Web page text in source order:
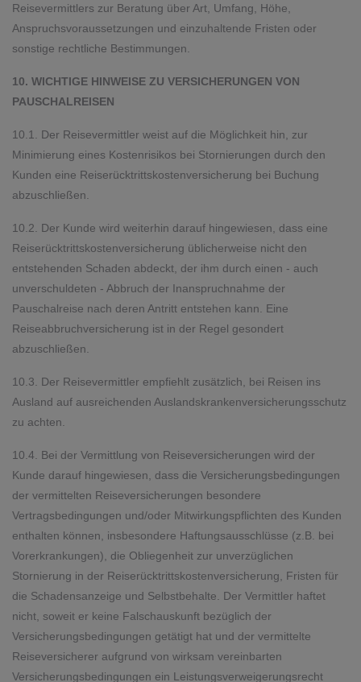
Reisevermittlers zur Beratung über Art, Umfang, Höhe,
Anspruchsvoraussetzungen und einzuhaltende Fristen oder
sonstige rechtliche Bestimmungen.
10. WICHTIGE HINWEISE ZU VERSICHERUNGEN VON
PAUSCHALREISEN
10.1. Der Reisevermittler weist auf die Möglichkeit hin, zur
Minimierung eines Kostenrisikos bei Stornierungen durch den
Kunden eine Reiserücktrittskostenversicherung bei Buchung
abzuschließen.
10.2. Der Kunde wird weiterhin darauf hingewiesen, dass eine
Reiserücktrittskostenversicherung üblicherweise nicht den
entstehenden Schaden abdeckt, der ihm durch einen - auch
unverschuldeten - Abbruch der Inanspruchnahme der
Pauschalreise nach deren Antritt entstehen kann. Eine
Reiseabbruchversicherung ist in der Regel gesondert
abzuschließen.
10.3. Der Reisevermittler empfiehlt zusätzlich, bei Reisen ins
Ausland auf ausreichenden Auslandskrankenversicherungsschutz
zu achten.
10.4. Bei der Vermittlung von Reiseversicherungen wird der
Kunde darauf hingewiesen, dass die Versicherungsbedingungen
der vermittelten Reiseversicherungen besondere
Vertragsbedingungen und/oder Mitwirkungspflichten des Kunden
enthalten können, insbesondere Haftungsausschlüsse (z.B. bei
Vorerkrankungen), die Obliegenheit zur unverzüglichen
Stornierung in der Reiserücktrittskostenversicherung, Fristen für
die Schadensanzeige und Selbstbehalte. Der Vermittler haftet
nicht, soweit er keine Falschauskunft bezüglich der
Versicherungsbedingungen getätigt hat und der vermittelte
Reiseversicherer aufgrund von wirksam vereinbarten
Versicherungsbedingungen ein Leistungsverweigerungsrecht